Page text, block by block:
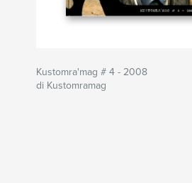
Kustomra'mag # 4 - 2008
di Kustomramag